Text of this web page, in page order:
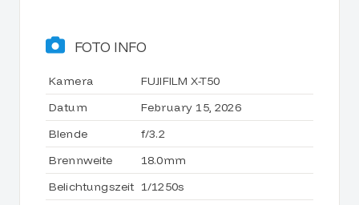
FOTO INFO
Kamera
FUJIFILM X-T50
Datum
February 15, 2026
Blende
f/3.2
Brennweite
18.0mm
Belichtungszeit 1/1250s